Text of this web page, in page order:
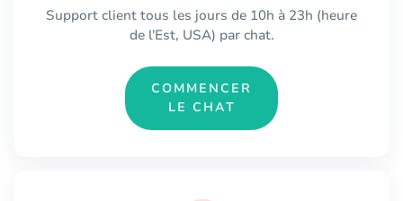
Support client tous les jours de 10h à 23h (heure
de l'Est, USA) par chat.
COMMENCER
LE CHAT